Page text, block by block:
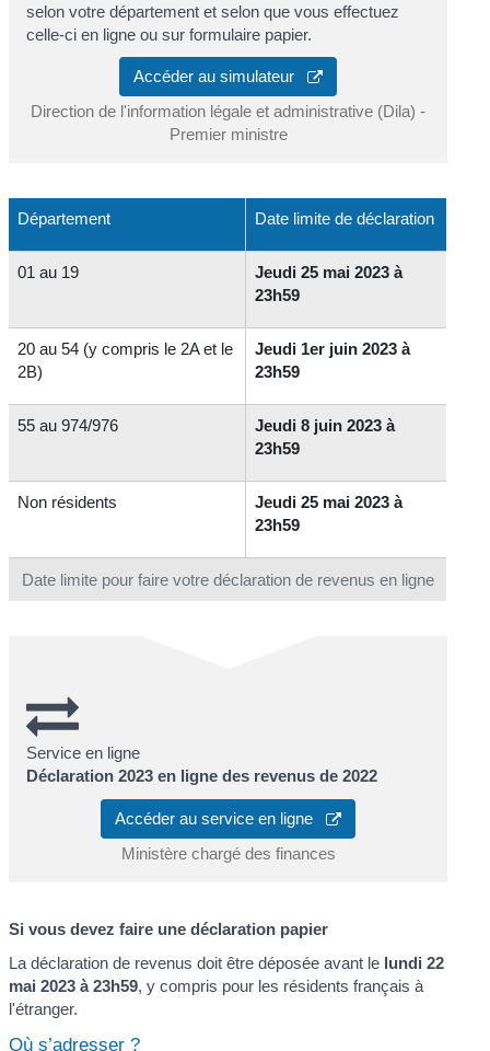
selon votre département et selon que vous effectuez
celle-ci en ligne ou sur formulaire papier.
Accéder au simulateur
Direction de l'information légale et administrative (Dila) -
Premier ministre
Date limite pour faire votre déclaration de revenus en ligne
Département Date limite de déclaration
01 au 19
Jeudi 25 mai 2023 à
23h59
20 au 54 (y compris le 2A et le
2B)
Jeudi 1er juin 2023 à
23h59
55 au 974/976
Jeudi 8 juin 2023 à
23h59
Non résidents
Jeudi 25 mai 2023 à
23h59
Service en ligne
Déclaration 2023 en ligne des revenus de 2022
Accéder au service en ligne
Ministère chargé des finances
Si vous devez faire une déclaration papier
La déclaration de revenus doit être déposée avant le lundi 22
mai 2023 à 23h59, y compris pour les résidents français à
l'étranger.
Où s’adresser ?